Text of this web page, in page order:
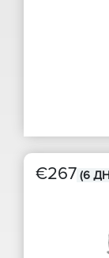
€267 (6